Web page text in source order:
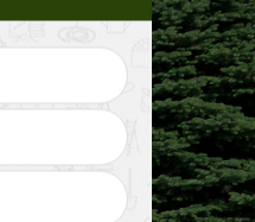
Etêtage 02